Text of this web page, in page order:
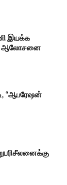
இயக்க
– ஆலோசனை
“ஆபரேஷன்